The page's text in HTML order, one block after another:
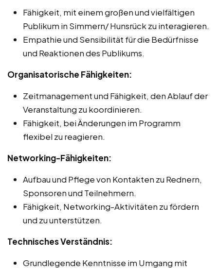
Fähigkeit, mit einem großen und vielfältigen
Publikum in Simmern/ Hunsrück zu interagieren.
Empathie und Sensibilität für die Bedürfnisse
und Reaktionen des Publikums.
Organisatorische Fähigkeiten:
Zeitmanagement und Fähigkeit, den Ablauf der
Veranstaltung zu koordinieren.
Fähigkeit, bei Änderungen im Programm
flexibel zu reagieren.
Networking-Fähigkeiten:
Aufbau und Pflege von Kontakten zu Rednern,
Sponsoren und Teilnehmern.
Fähigkeit, Networking-Aktivitäten zu fördern
und zu unterstützen.
Technisches Verständnis:
Grundlegende Kenntnisse im Umgang mit